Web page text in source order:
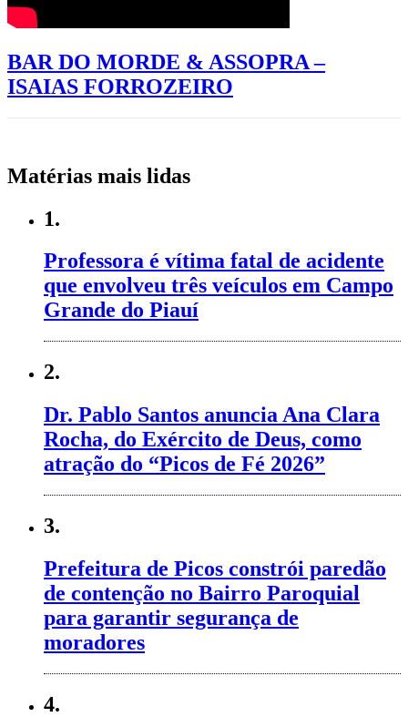
BAR DO MORDE & ASSOPRA –
ISAIAS FORROZEIRO
Matérias mais lidas
1.
Professora é vítima fatal de acidente
que envolveu três veículos em Campo
Grande do Piauí
2.
Dr. Pablo Santos anuncia Ana Clara
Rocha, do Exército de Deus, como
atração do “Picos de Fé 2026”
3.
Prefeitura de Picos constrói paredão
de contenção no Bairro Paroquial
para garantir segurança de
moradores
4.